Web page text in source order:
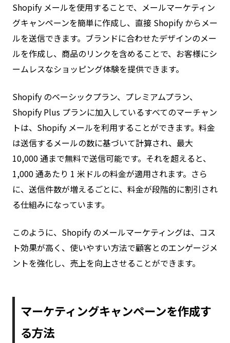
Shopify メールを使用することで、メールマーケティン
グキャンペーンを簡単に作成し、直接 Shopify からメー
ルを送信できます。ブランドに合わせたデザインのメー
ルを作成し、商品のリンクを含めることで、お客様にシ
ームレスなショッピング体験を提供できます。
Shopify のベーシックプラン、プレミアムプラン、
Shopify Plus プランに加入しているすべてのマーチャン
トは、Shopify メールを利用することができます。料金
は送信するメールの数に基づいて計算され、最大
10,000 通まで無料で送信可能です。それを超えると、
1,000 通あたり 1 米ドルの料金が適用されます。さら
に、送信件数が増えるごとに、料金が段階的に割引され
る仕組みになっています。
このように、Shopify のメールマーケティングは、コス
ト効果が高く、使いやすい方法で顧客とのエンゲージメ
ントを強化し、売上を向上させることができます。
マーケティングキャンペーンを作成す
る方法